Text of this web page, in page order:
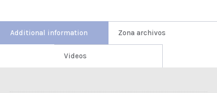
Additional information Zona archivos
Videos